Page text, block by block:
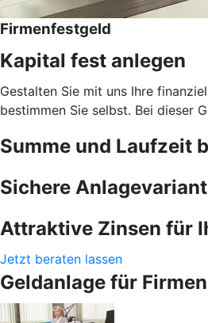
Firmenfestgeld
Kapital fest anlegen
Gestalten Sie mit uns Ihre
bestimmen Sie selbst. Bei dieser
Summe und Laufzeit
Sichere
Attraktive Zinsen für
Jetzt beraten lassen
Geldanlage für